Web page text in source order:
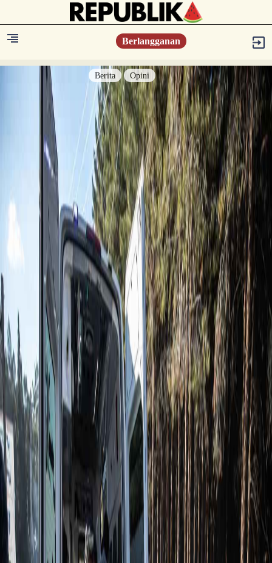
Berlangganan
Berita Opini
Berita
Islam Digest
Hikmah
Opini
Konsultasi Syariah
Resonansi
Sejarah
Lensa
Iqtishodia
Sastra
Literasi Umat